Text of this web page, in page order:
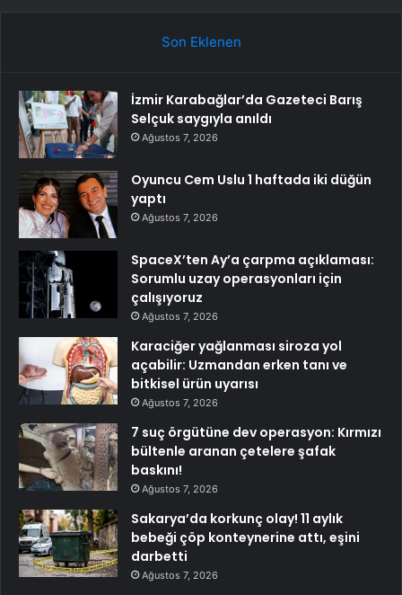
Son Eklenen
İzmir Karabağlar’da Gazeteci Barış
Selçuk saygıyla anıldı
Ağustos 7, 2026
Oyuncu Cem Uslu 1 haftada iki düğün
yaptı
Ağustos 7, 2026
SpaceX’ten Ay’a çarpma açıklaması:
Sorumlu uzay operasyonları için
çalışıyoruz
Ağustos 7, 2026
Karaciğer yağlanması siroza yol
açabilir: Uzmandan erken tanı ve
bitkisel ürün uyarısı
Ağustos 7, 2026
7 suç örgütüne dev operasyon: Kırmızı
bültenle aranan çetelere şafak
baskını!
Ağustos 7, 2026
Sakarya’da korkunç olay! 11 aylık
bebeği çöp konteynerine attı, eşini
darbetti
Ağustos 7, 2026